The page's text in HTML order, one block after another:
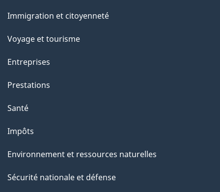
sujets
Immigration et citoyenneté
Voyage et tourisme
Entreprises
Prestations
Santé
Impôts
Environnement et ressources naturelles
Sécurité nationale et défense